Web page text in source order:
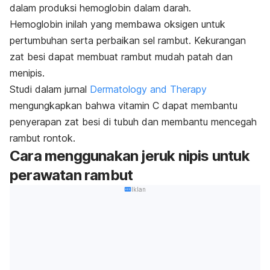
dalam produksi hemoglobin dalam darah.
Hemoglobin inilah yang membawa oksigen untuk
pertumbuhan serta perbaikan sel rambut. Kekurangan
zat besi dapat membuat rambut mudah patah dan
menipis.
Studi dalam jurnal Dermatology and Therapy
mengungkapkan bahwa vitamin C dapat membantu
penyerapan zat besi di tubuh dan membantu mencegah
rambut rontok.
Cara menggunakan jeruk nipis untuk
perawatan rambut
Iklan